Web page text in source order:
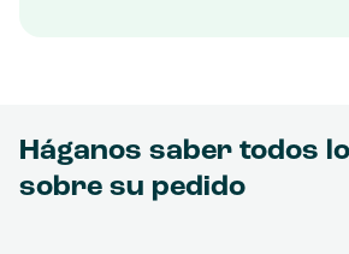
Háganos saber todos
sobre su pedido